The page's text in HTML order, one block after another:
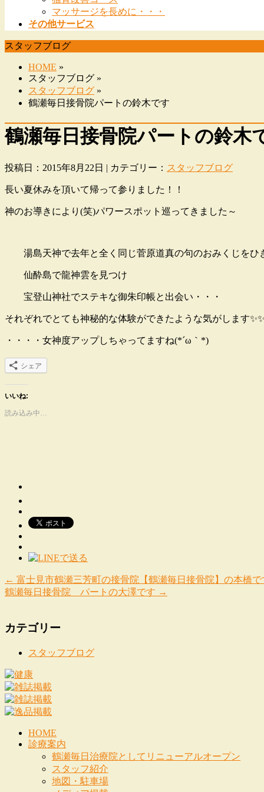
マッサージを長めに・・・
その他サービス
スタッフブログ
HOME »
スタッフブログ »
スタッフブログ »
鶴瀬毎日接骨院パートの鈴木です
鶴瀬毎日接骨院パートの鈴木
投稿日：2015年8月22日 | カテゴリー： スタッフブログ
長い夏休みを頂いて帰って参りました！！
神のお導きにより(笑)パワースポット巡ってきました～
湯島天神で去年と全く同じ菅原道真の句のおみくじをひ
仙酔島で龍神雲を見つけ
宝登山神社でステキな御朱印帳と出会い・・・
それぞれでとても神秘的な体験ができたような気がします
・・・・女神度アップしちゃってますね(*´ω｀*)
シェア
いいね:
読み込み中…
← 富士見市鶴瀬三芳町の接骨院【鶴瀬毎日接骨院】の本橋で
鶴瀬毎日接骨院 パートの大澤です →
カテゴリー
スタッフブログ
HOME
診療案内
鶴瀬毎日治療院としてリニューアルオープン
スタッフ紹介
地図・駐車場